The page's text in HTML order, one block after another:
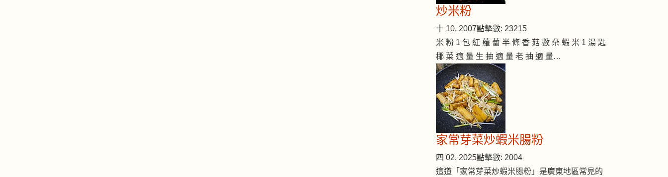
炒米粉
十 10, 2007點擊數: 23215
米 粉 1 包 紅 蘿 蔔 半 條 香 菇 數 朵 蝦 米 1 湯 匙
椰 菜 適 量 生 抽 適 量 老 抽 適 量…
家常芽菜炒蝦米腸粉
四 02, 2025點擊數: 2004
這道「家常芽菜炒蝦米腸粉」是廣東地區常見的